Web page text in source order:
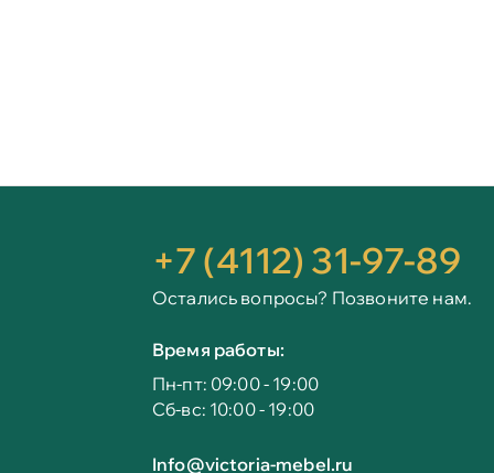
+7 (4112) 31-97-89
Остались вопросы? Позвоните нам.
Время работы:
Пн-пт: 09:00 - 19:00
Сб-вс: 10:00 - 19:00
Info@victoria-mebel.ru